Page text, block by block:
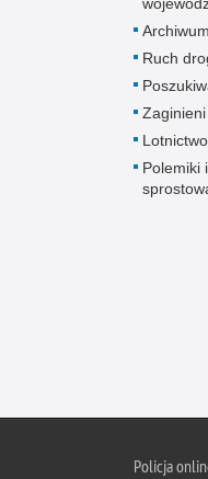
Ruch
Zaginieni
Polemiki i
Policja